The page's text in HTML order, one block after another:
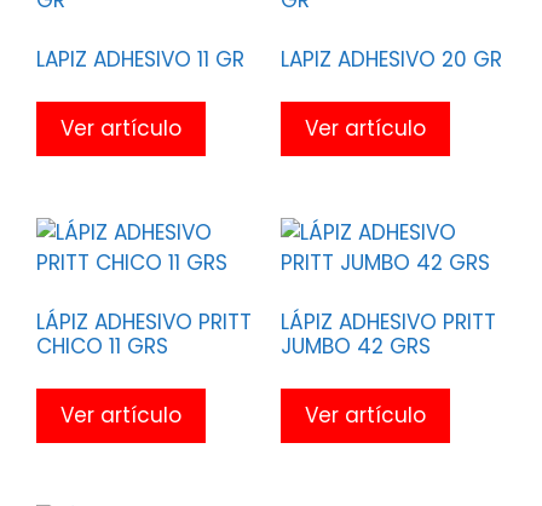
LAPIZ ADHESIVO 11 GR
Ver artículo
LAPIZ ADHESIVO 20 GR
Ver artículo
LÁPIZ ADHESIVO PRITT
CHICO 11 GRS
Ver artículo
LÁPIZ ADHESIVO PRITT
JUMBO 42 GRS
Ver artículo